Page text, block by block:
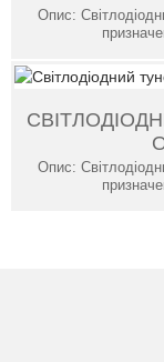
Опис:
Опис: